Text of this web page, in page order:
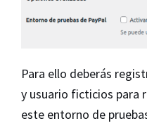
Para ello deberás
y usuario ficticios para
este entorno de